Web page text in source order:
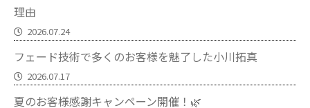
理由
2026.07.24
フェード技術で多くのお客様を魅了した小川拓真
2026.07.17
夏のお客様感謝キャンペーン開催！🌿